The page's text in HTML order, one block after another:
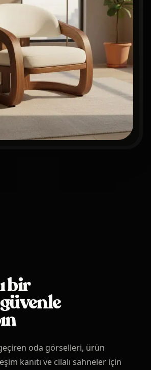
bir
güvenle
oda görselleri, ürün
kanıtı ve cilalı sahneler için